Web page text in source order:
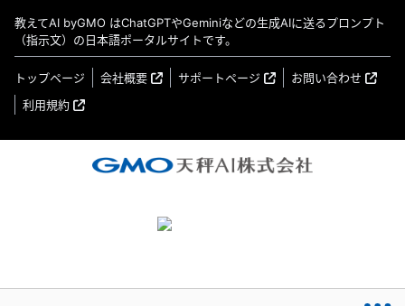
教えてAI byGMO はChatGPTやGeminiなどの生成AIに送るプロンプト
（指示文）の日本語ポータルサイトです。
トップページ 会社概要 サポートページ
お問い合わせ
利用規約